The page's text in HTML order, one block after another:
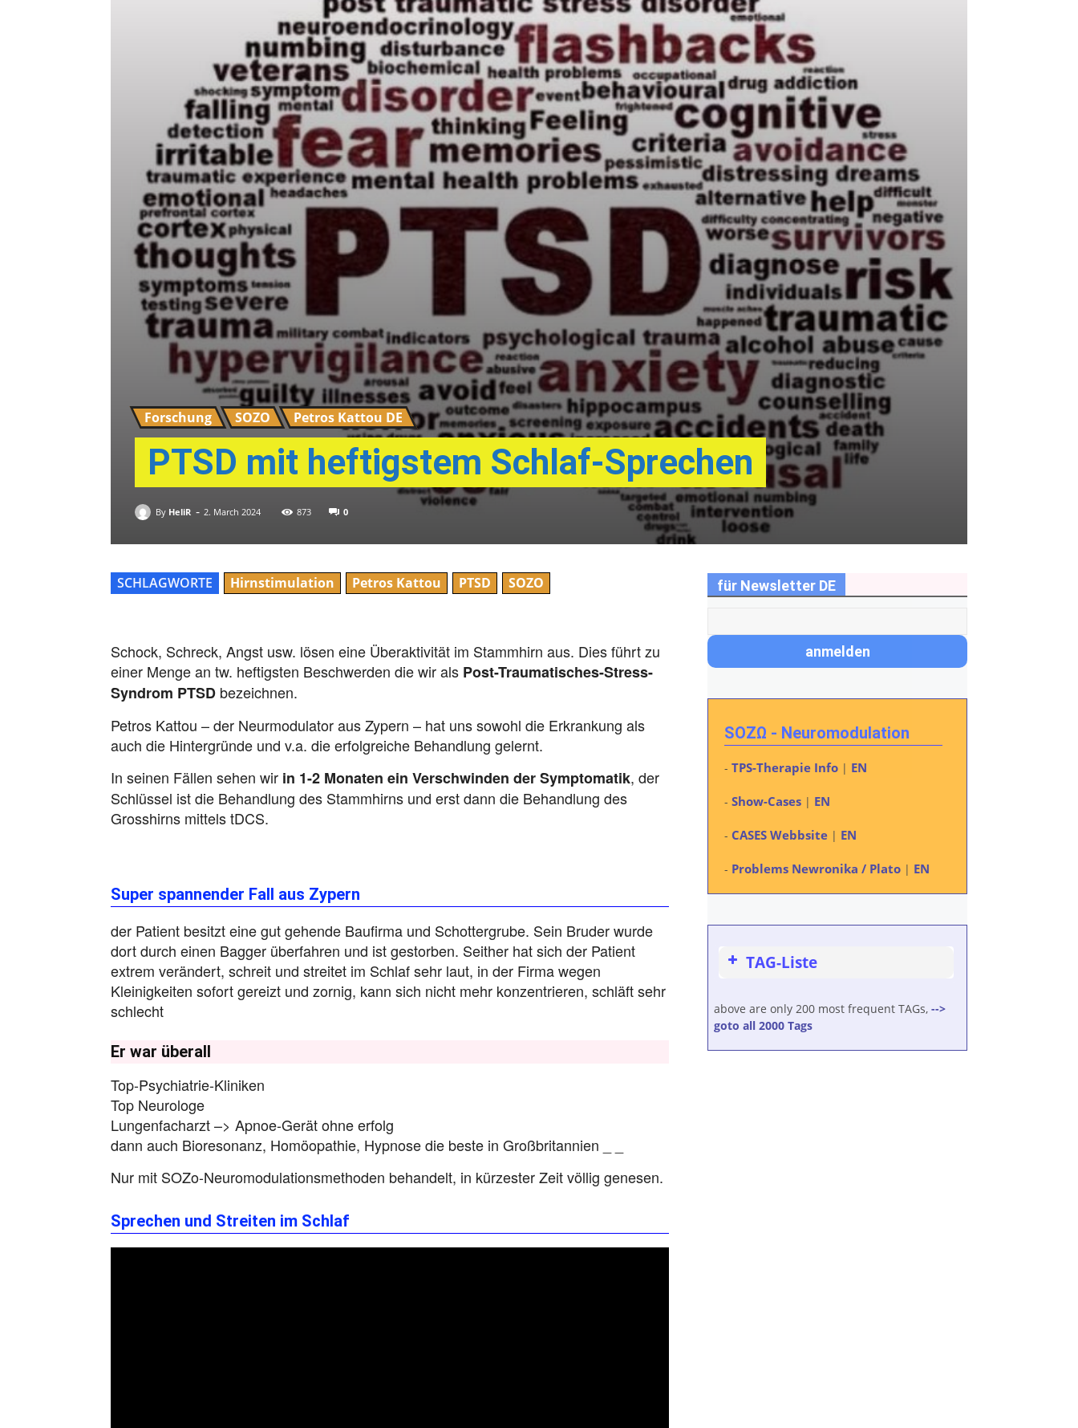
Forschung SOZO Petros Kattou DE
PTSD mit heftigstem Schlaf-Sprechen
By HeliR - 2. March 2024 873 0
SCHLAGWORTE Hirnstimulation Petros Kattou PTSD SOZO
Schock, Schreck, Angst usw. lösen eine Überaktivität im Stammhirn aus. Dies führt zu
einer Menge an tw. heftigsten Beschwerden die wir als Post-Traumatisches-Stress-
Syndrom PTSD bezeichnen.
Petros Kattou – der Neurmodulator aus Zypern – hat uns sowohl die Erkrankung als
auch die Hintergründe und v.a. die erfolgreiche Behandlung gelernt.
In seinen Fällen sehen wir in 1-2 Monaten ein Verschwinden der Symptomatik, der
Schlüssel ist die Behandlung des Stammhirns und erst dann die Behandlung des
Grosshirns mittels tDCS.
Super spannender Fall aus Zypern
der Patient besitzt eine gut gehende Baufirma und Schottergrube. Sein Bruder wurde
dort durch einen Bagger überfahren und ist gestorben. Seither hat sich der Patient
extrem verändert, schreit und streitet im Schlaf sehr laut, in der Firma wegen
Kleinigkeiten sofort gereizt und zornig, kann sich nicht mehr konzentrieren, schläft sehr
schlecht
Er war überall
Top-Psychiatrie-Kliniken
Top Neurologe
Lungenfacharzt –> Apnoe-Gerät ohne erfolg
dann auch Bioresonanz, Homöopathie, Hypnose die beste in Großbritannien _ _
Nur mit SOZo-Neuromodulationsmethoden behandelt, in kürzester Zeit völlig genesen.
Sprechen und Streiten im Schlaf
für Newsletter DE
SOZΩ - Neuromodulation
- TPS-Therapie Info | EN
- Show-Cases | EN
- CASES Webbsite | EN
- Problems Newronika / Plato | EN
TAG-Liste
above are only 200 most frequent TAGs, -->
goto all 2000 Tags